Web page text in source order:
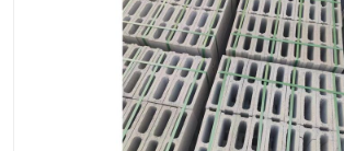
便道砖
花岗岩路岩石 盲道砖
pc仿石砖